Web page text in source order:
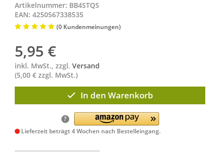
Artikelnummer: BB4STQS
EAN: 4250567338535
(0 Kundenmeinungen)
5,95 €
inkl. MwSt., zzgl. Versand
(5,00 € zzgl. MwSt.)
In den Warenkorb
?
Lieferzeit beträgt 4 Wochen nach Bestelleingang.